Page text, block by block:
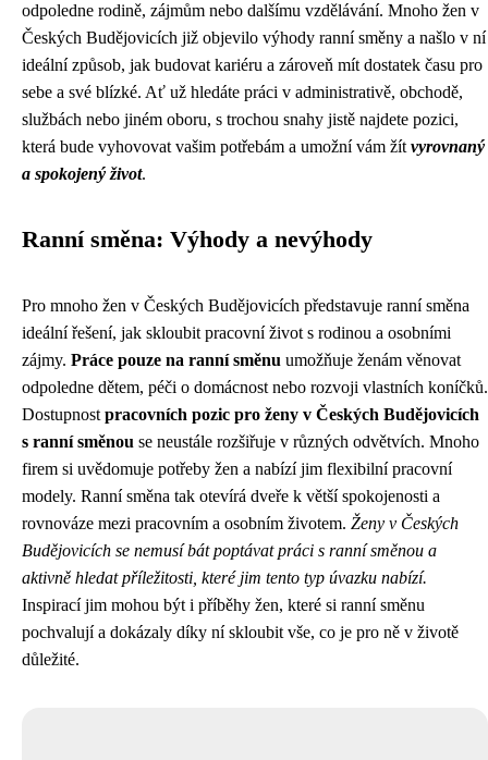
odpoledne rodině, zájmům nebo dalšímu vzdělávání. Mnoho žen v
Českých Budějovicích již objevilo výhody ranní směny a našlo v ní
ideální způsob, jak budovat kariéru a zároveň mít dostatek času pro
sebe a své blízké. Ať už hledáte práci v administrativě, obchodě,
službách nebo jiném oboru, s trochou snahy jistě najdete pozici,
která bude vyhovovat vašim potřebám a umožní vám žít vyrovnaný
a spokojený život.
Ranní směna: Výhody a nevýhody
Pro mnoho žen v Českých Budějovicích představuje ranní směna
ideální řešení, jak skloubit pracovní život s rodinou a osobními
zájmy. Práce pouze na ranní směnu umožňuje ženám věnovat
odpoledne dětem, péči o domácnost nebo rozvoji vlastních koníčků.
Dostupnost pracovních pozic pro ženy v Českých Budějovicích
s ranní směnou se neustále rozšiřuje v různých odvětvích. Mnoho
firem si uvědomuje potřeby žen a nabízí jim flexibilní pracovní
modely. Ranní směna tak otevírá dveře k větší spokojenosti a
rovnováze mezi pracovním a osobním životem. Ženy v Českých
Budějovicích se nemusí bát poptávat práci s ranní směnou a
aktivně hledat příležitosti, které jim tento typ úvazku nabízí.
Inspirací jim mohou být i příběhy žen, které si ranní směnu
pochvalují a dokázaly díky ní skloubit vše, co je pro ně v životě
důležité.